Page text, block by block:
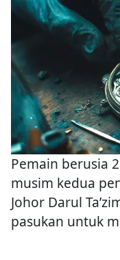
Pemain berusia
musim kedua
Johor Darul
pasukan untuk